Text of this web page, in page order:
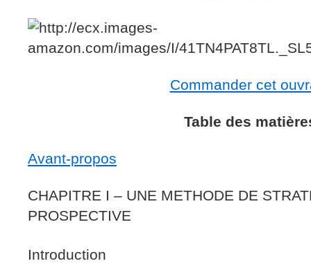
Commander cet
Table des
Avant-propos
CHAPITRE I – UNE METHODE DE
PROSPECTIVE
Introduction